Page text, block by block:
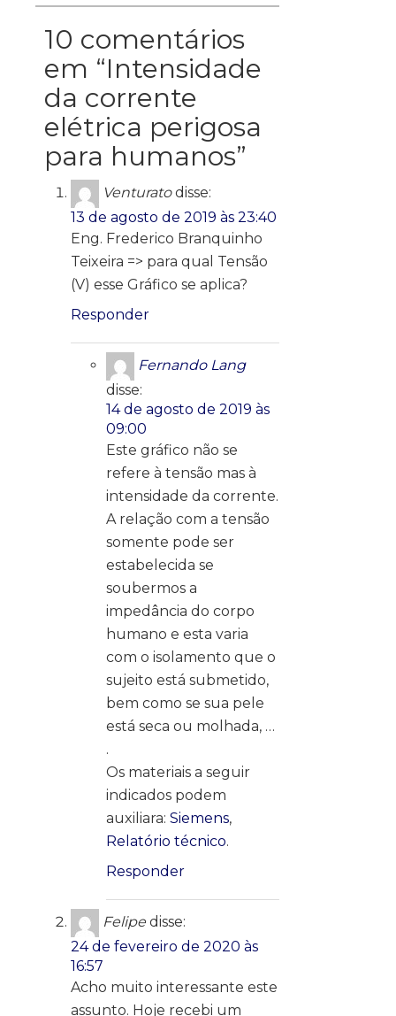
10 comentários
em “Intensidade
da corrente
elétrica perigosa
para humanos”
Venturato disse:
13 de agosto de 2019 às 23:40
Eng. Frederico Branquinho
Teixeira => para qual Tensão
(V) esse Gráfico se aplica?
Responder
Fernando Lang
disse:
14 de agosto de 2019 às
09:00
Este gráfico não se
refere à tensão mas à
intensidade da corrente.
A relação com a tensão
somente pode ser
estabelecida se
soubermos a
impedância do corpo
humano e esta varia
com o isolamento que o
sujeito está submetido,
bem como se sua pele
está seca ou molhada, …
.
Os materiais a seguir
indicados podem
auxiliara: Siemens,
Relatório técnico.
Responder
Felipe disse:
24 de fevereiro de 2020 às
16:57
Acho muito interessante este
assunto. Hoje recebi um